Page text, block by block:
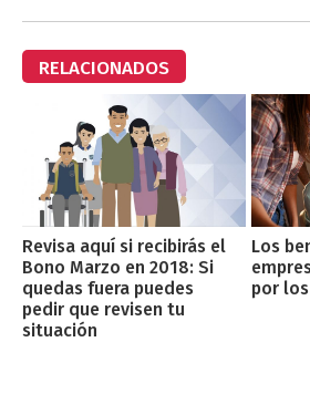
RELACIONADOS
Revisa aquí si recibirás el
Bono Marzo en 2018: Si
quedas fuera puedes
pedir que revisen tu
situación
Los
por